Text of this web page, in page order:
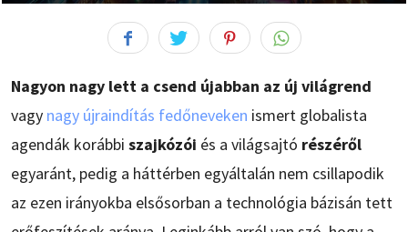
Nagyon nagy lett a csend újabban az új világrend
vagy nagy újraindítás fedőneveken ismert globalista
agendák korábbi szajkózói és a világsajtó részéről
egyaránt, pedig a háttérben egyáltalán nem csillapodik
az ezen irányokba elsősorban a technológia bázisán tett